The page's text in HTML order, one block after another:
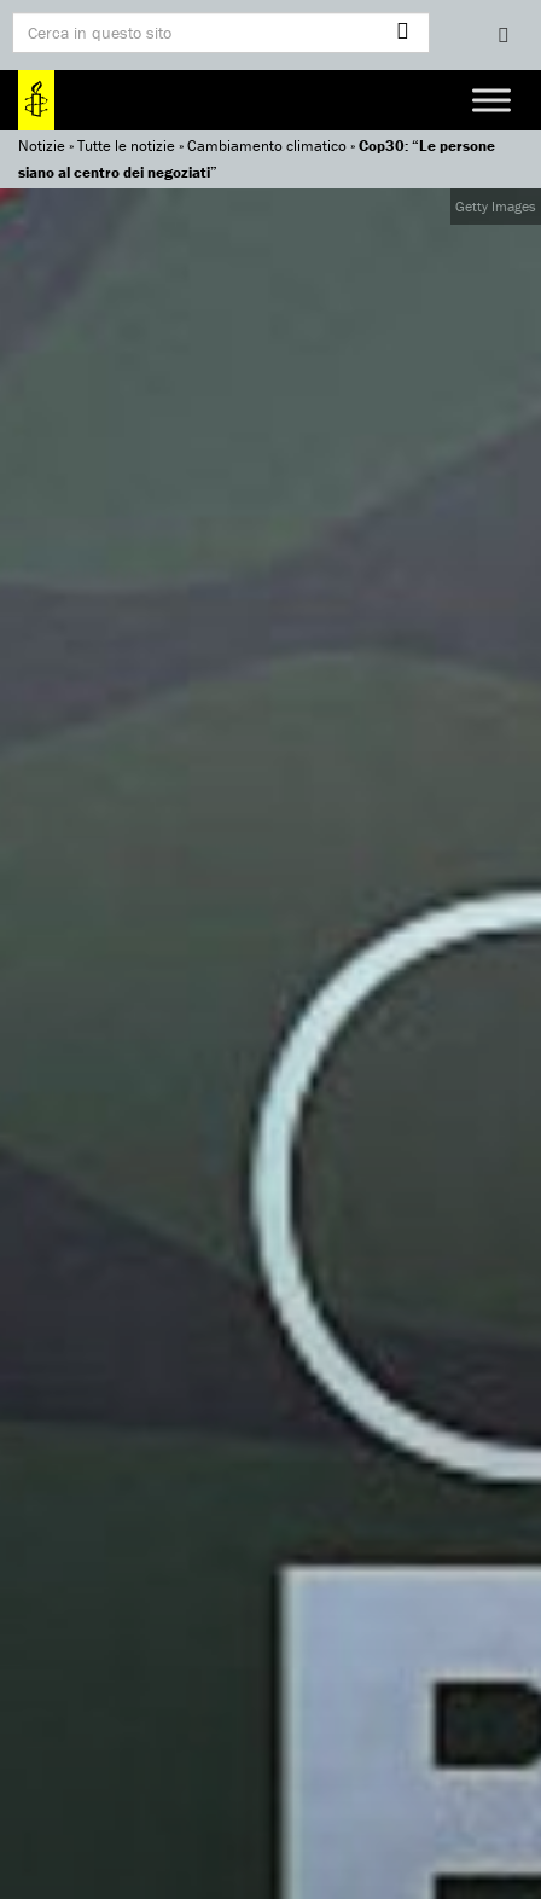
Notizie»Tutte le notizie»Cambiamento climatico»Cop30: “Le persone
siano al centro dei negoziati”
Getty Images